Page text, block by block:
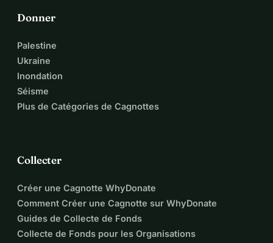
Carte de crédit
mission importante. Ensemble, nous apporterons plus
d'information, de sensibilisation et de motivation dans les
écoles et peut-être même sauver des vies.
Robin Bowman
Instagram : @robin._bowman
cela, je donne 3 % de plus
Donner
Palestine
Ukraine
Inondation
Séisme
Plus de Catégories de Cagnottes
Collecter
Créer une Cagnotte WhyDonate
Comment Créer une Cagnotte sur WhyDonate
Guides de Collecte de Fonds
Collecte de Fonds pour les Organisations